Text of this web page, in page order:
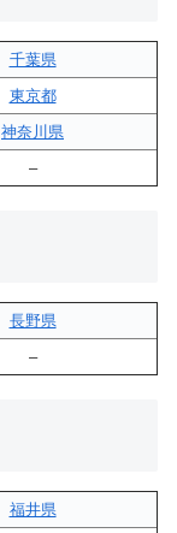
千葉県
東京都
神奈川県
–
長野県
–
福井県